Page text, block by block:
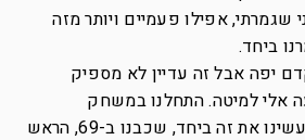
אפילו פעמיים ויותר מזה
ביחד.
יפה אבל זה עדיין לא מספיק
אלי למיטה. התחלנו במשחק
המקדים רק שהפעם עשינו את זה ביחד, שכבנו ב-69, הראש